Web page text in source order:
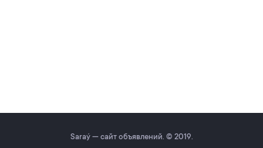
Saraý — сайт объявлений. © 2019.